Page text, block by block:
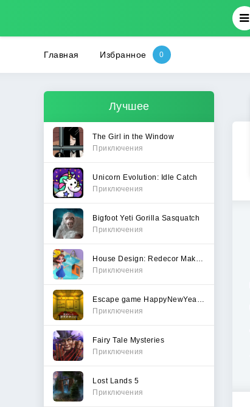
Главная Избранное
Лучшее
The Girl in the Window
Приключения
Unicorn Evolution: Idle Catch
Приключения
Bigfoot Yeti Gorilla Sasquatch
Приключения
Приключения
Приключения
Fairy Tale Mysteries
Приключения
Lost Lands 5
Приключения